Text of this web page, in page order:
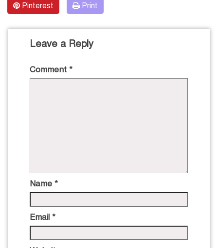
Pinterest Print
Leave a Reply
Comment *
Name *
Email *